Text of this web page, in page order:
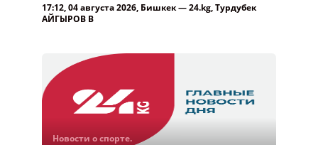
17:12, 04 августа 2026, Бишкек — 24.kg, Турдубек
АЙГЫРОВ В
Новости о спорте.